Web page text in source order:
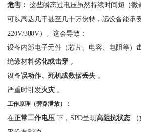
危害： 这些瞬态过电压虽然持续时间短（微
可以高达几千甚至几十万伏特，远设备能承
220V/380V）。这会导致：
设备内部电子元件（芯片、电容、电阻等）
绝缘材料劣化或击穿 。
设备误动作、死机或数据丢失 。
严重时引发火灾 。
工作原理（旁路泄放）：
在正常工作电压 下， SPD呈现高阻抗状态